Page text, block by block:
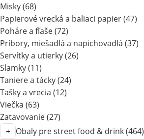
Misky(68)
Papierové vrecká a baliaci papier(47)
Poháre a fľaše(72)
Príbory, miešadlá a napichovadlá (37)
Servítky a utierky(26)
Slamky(11)
Taniere a tácky(24)
Tašky a vrecia (12)
Viečka (63)
Zatavovanie(27)
Obaly pre street food & drink(464)